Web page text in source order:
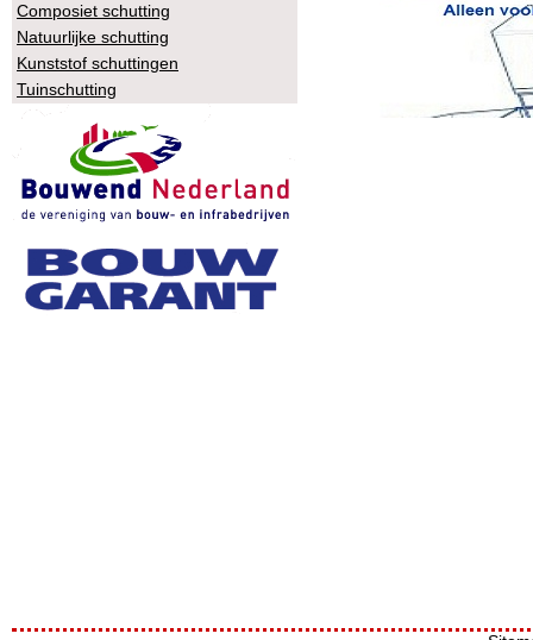
Composiet schutting
Natuurlijke schutting
Kunststof schuttingen
Tuinschutting